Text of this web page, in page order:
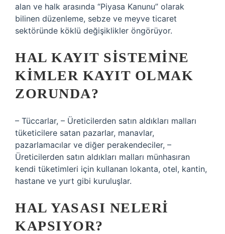
alan ve halk arasında “Piyasa Kanunu” olarak
bilinen düzenleme, sebze ve meyve ticaret
sektöründe köklü değişiklikler öngörüyor.
HAL KAYIT SISTEMINE
KIMLER KAYIT OLMAK
ZORUNDA?
– Tüccarlar, – Üreticilerden satın aldıkları malları
tüketicilere satan pazarlar, manavlar,
pazarlamacılar ve diğer perakendeciler, –
Üreticilerden satın aldıkları malları münhasıran
kendi tüketimleri için kullanan lokanta, otel, kantin,
hastane ve yurt gibi kuruluşlar.
HAL YASASI NELERI
KAPSIYOR?